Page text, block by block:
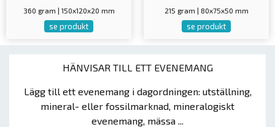
HÄNVISAR TILL ETT EVENEMANG
Lägg till ett evenemang i dagordningen: utställning,
mineral- eller fossilmarknad, mineralogiskt
evenemang, mässa ...
360 gram | 150x120x20 mm
se produkt
215 gram | 80x75x50 mm
se produkt